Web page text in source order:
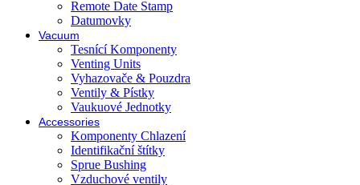
Remote Date Stamp
Datumovky
Vacuum
Tesnící Komponenty
Venting Units
Vyhazovače & Pouzdra
Ventily & Pístky
Vaukuové Jednotky
Accessories
Komponenty Chlazení
Identifikační štítky
Sprue Bushing
Vzduchové ventily